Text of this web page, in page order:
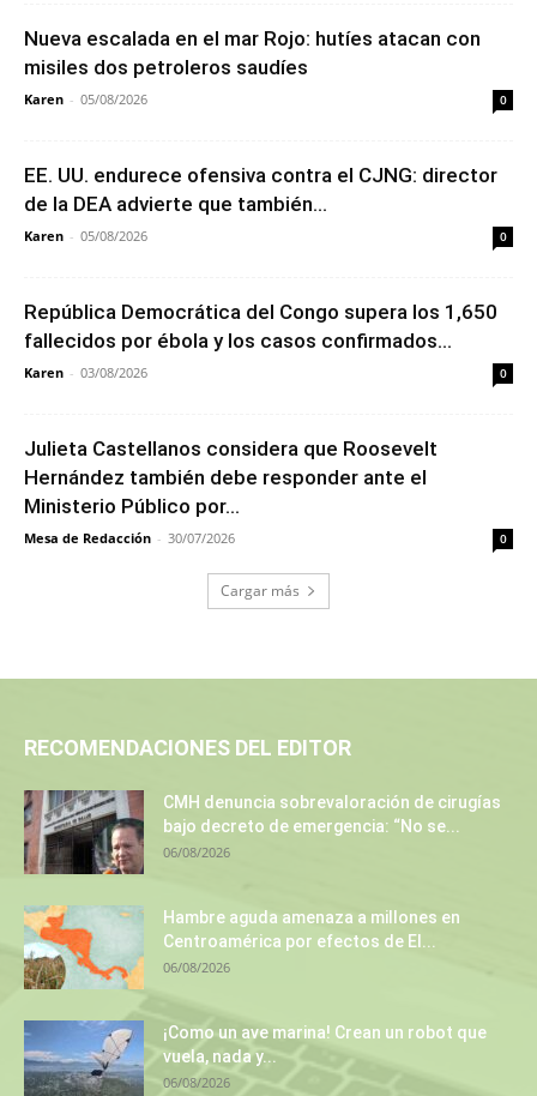
Nueva escalada en el mar Rojo: hutíes atacan con
misiles dos petroleros saudíes
Karen - 05/08/2026 0
EE. UU. endurece ofensiva contra el CJNG: director
de la DEA advierte que también...
Karen - 05/08/2026 0
República Democrática del Congo supera los 1,650
fallecidos por ébola y los casos confirmados...
Karen - 03/08/2026 0
Julieta Castellanos considera que Roosevelt
Hernández también debe responder ante el
Ministerio Público por...
Mesa de Redacción - 30/07/2026 0
Cargar más
RECOMENDACIONES DEL EDITOR
CMH denuncia sobrevaloración de cirugías
bajo decreto de emergencia: “No se...
06/08/2026
Hambre aguda amenaza a millones en
Centroamérica por efectos de El...
06/08/2026
¡Como un ave marina! Crean un robot que
vuela, nada y...
06/08/2026